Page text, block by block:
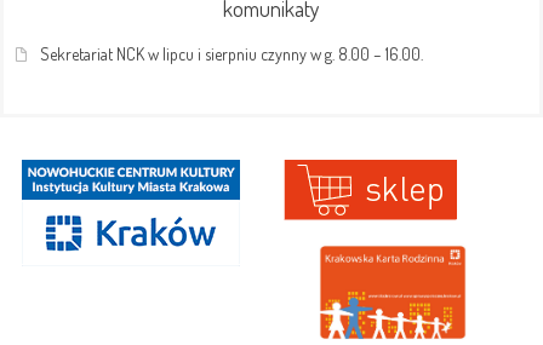
komunikaty
Sekretariat NCK w lipcu i sierpniu czynny w g. 8.00 – 16.00.